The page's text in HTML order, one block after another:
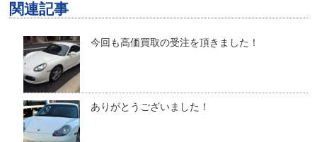
関連記事
今回も高価買取の受注を頂きました！
ありがとうございました！